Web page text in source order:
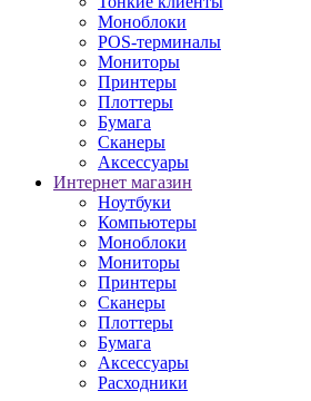
Моноблоки
POS-терминалы
Мониторы
Принтеры
Плоттеры
Бумага
Сканеры
Аксессуары
Интернет магазин
Ноутбуки
Компьютеры
Моноблоки
Мониторы
Принтеры
Сканеры
Плоттеры
Бумага
Аксессуары
Расходники